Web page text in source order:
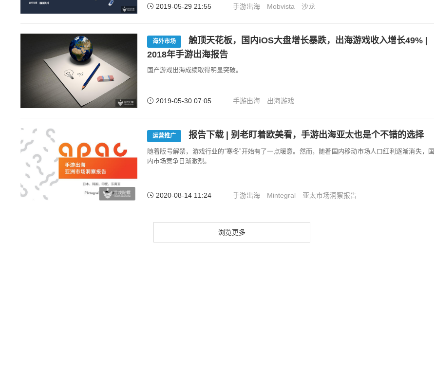
2019-05-29 21:55 手游出海 Mobvista 沙龙
海外市场
触顶天花板，国内iOS大盘增长暴跌，出海游戏收入增长49% |
2018年手游出海报告
国产游戏出海成绩取得明显突破。
2019-05-30 07:05 手游出海 出海游戏
运营推广 报告下载 | 别老盯着欧美看，手游出海亚太也是个不错的选择
随着版号解禁，游戏行业的“寒冬”开始有了一点暖意。然而，随着国内移动市场人口红利逐渐消失，国
内市场竞争日渐激烈。
2020-08-14 11:24 手游出海 Mintegral 亚太市场洞察报告
浏览更多